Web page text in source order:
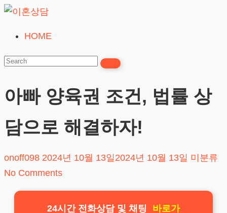
Skip
content
혼
담
HOME
아빠 양육권 조건, 법률 상
담으로 해결하자!
onoff098 2024년 10월 13일 2024년 10월 13일 미분류
No Comments
24시간 전화상담 및 채팅
바로가